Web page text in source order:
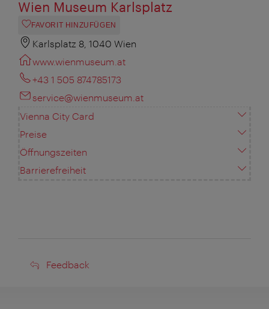
Wien Museum Karlsplatz
FAVORIT HINZUFÜGEN
Karlsplatz 8, 1040 Wien
www.wienmuseum.at
+43 1 505 874785173
service@wienmuseum.at
Vienna City Card
Preise
Öffnungszeiten
Barrierefreiheit
Feedback
Feedback